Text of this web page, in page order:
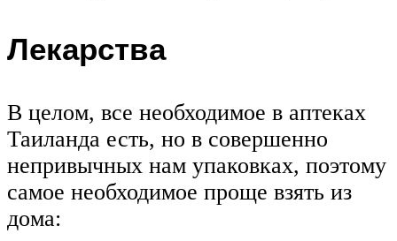
Лекарства
В целом, все необходимое в аптеках
Таиланда есть, но в совершенно
непривычных нам упаковках, поэтому
самое необходимое проще взять из
дома: